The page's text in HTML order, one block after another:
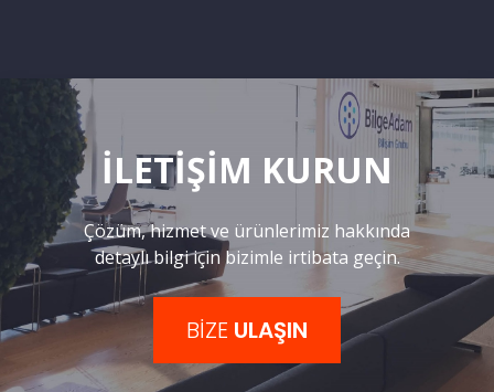
İLETİŞİM KURUN
Çözüm, hizmet ve ürünlerimiz hakkında
detaylı bilgi için bizimle irtibata geçin.
BİZE ULAŞIN